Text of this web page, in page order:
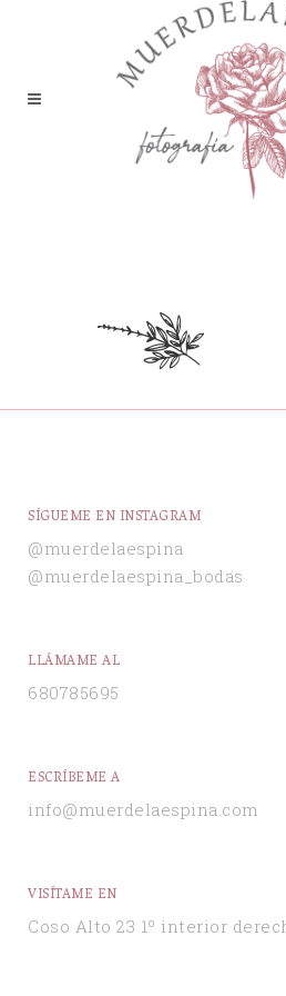
SÍGUEME EN INSTAGRAM
@muerdelaespina
@muerdelaespina_bodas
LLÁMAME AL
680785695
ESCRÍBEME A
info@muerdelaespina.com
VISÍTAME EN
Coso Alto 23 1º interior